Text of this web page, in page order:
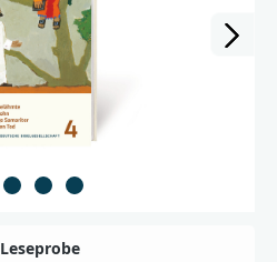
Leseprobe